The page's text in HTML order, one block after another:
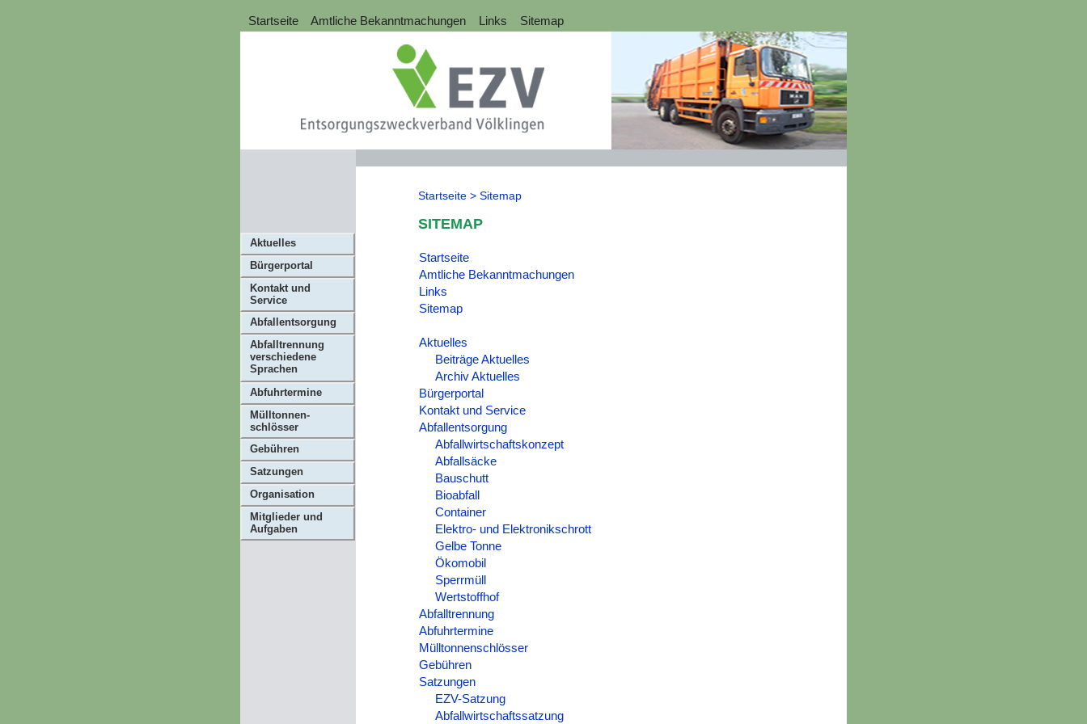
Startseite Amtliche Bekanntmachungen Links Sitemap
Startseite > Sitemap
SITEMAP
Aktuelles
Bürgerportal
Kontakt und
Service
Abfallentsorgung
Abfalltrennung
verschiedene
Sprachen
Abfuhrtermine
Mülltonnen-
schlösser
Gebühren
Satzungen
Organisation
Mitglieder und
Aufgaben
Startseite
Amtliche Bekanntmachungen
Links
Sitemap
Aktuelles
Beiträge Aktuelles
Archiv Aktuelles
Bürgerportal
Kontakt und Service
Abfallentsorgung
Abfallwirtschaftskonzept
Abfallsäcke
Bauschutt
Bioabfall
Container
Elektro- und Elektronikschrott
Gelbe Tonne
Ökomobil
Sperrmüll
Wertstoffhof
Abfalltrennung
Abfuhrtermine
Mülltonnenschlösser
Gebühren
Satzungen
EZV-Satzung
Abfallwirtschaftssatzung